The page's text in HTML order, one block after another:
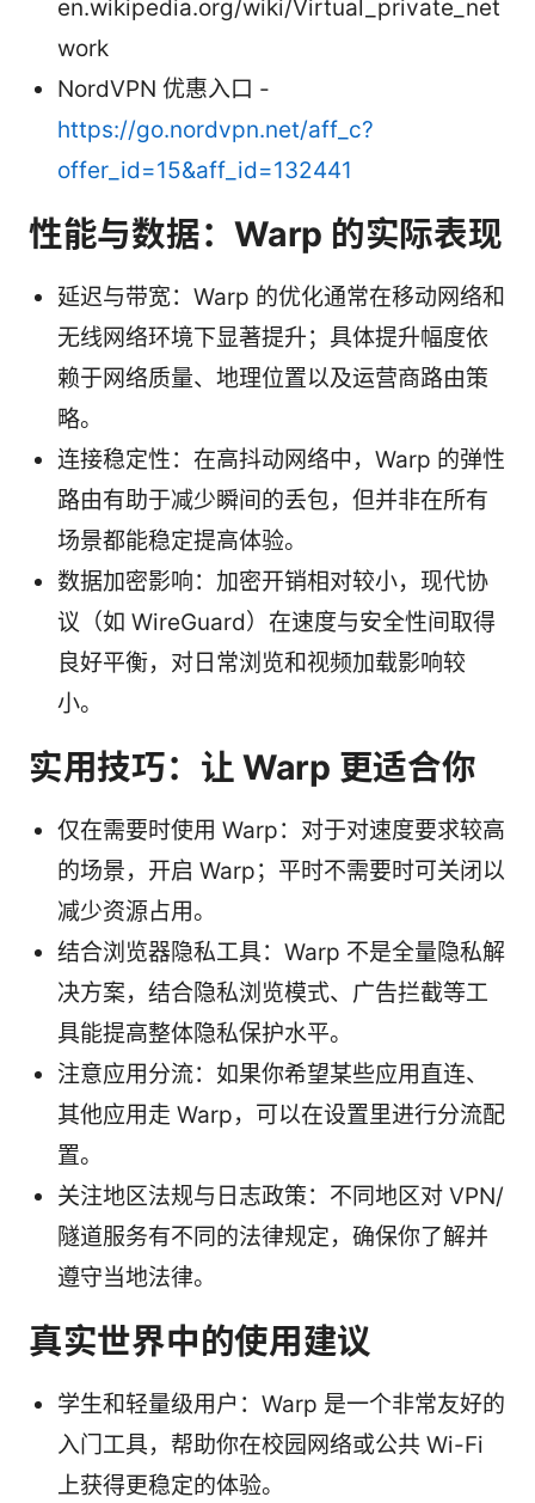
en.wikipedia.org/wiki/Virtual_private_net
work
NordVPN 优惠入口 -
https://go.nordvpn.net/aff_c?
offer_id=15&aff_id=132441
性能与数据：Warp 的实际表现
延迟与带宽：Warp 的优化通常在移动网络和
无线网络环境下显著提升；具体提升幅度依
赖于网络质量、地理位置以及运营商路由策
略。
连接稳定性：在高抖动网络中，Warp 的弹性
路由有助于减少瞬间的丢包，但并非在所有
场景都能稳定提高体验。
数据加密影响：加密开销相对较小，现代协
议（如 WireGuard）在速度与安全性间取得
良好平衡，对日常浏览和视频加载影响较
小。
实用技巧：让 Warp 更适合你
仅在需要时使用 Warp：对于对速度要求较高
的场景，开启 Warp；平时不需要时可关闭以
减少资源占用。
结合浏览器隐私工具：Warp 不是全量隐私解
决方案，结合隐私浏览模式、广告拦截等工
具能提高整体隐私保护水平。
注意应用分流：如果你希望某些应用直连、
其他应用走 Warp，可以在设置里进行分流配
置。
关注地区法规与日志政策：不同地区对 VPN/
隧道服务有不同的法律规定，确保你了解并
遵守当地法律。
真实世界中的使用建议
学生和轻量级用户：Warp 是一个非常友好的
入门工具，帮助你在校园网络或公共 Wi-Fi
上获得更稳定的体验。